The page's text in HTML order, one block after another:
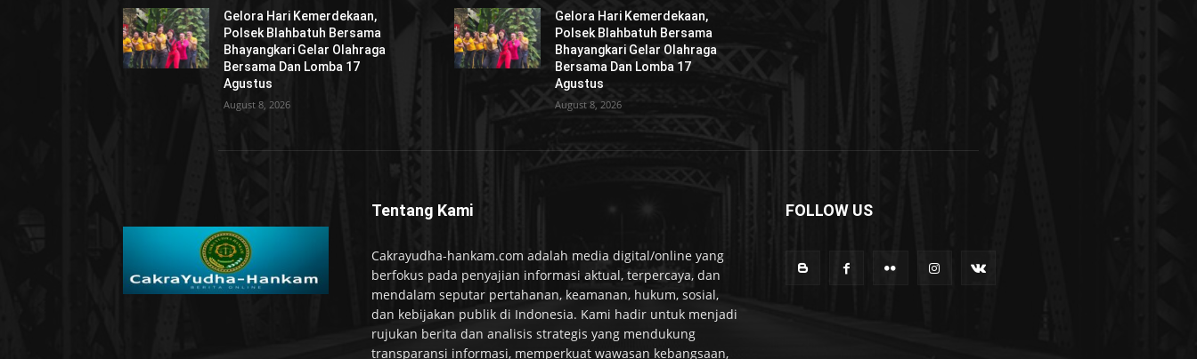
Gelora Hari Kemerdekaan,
Polsek Blahbatuh Bersama
Bhayangkari Gelar Olahraga
Bersama Dan Lomba 17
Agustus
August 8, 2026
Gelora Hari Kemerdekaan,
Polsek Blahbatuh Bersama
Bhayangkari Gelar Olahraga
Bersama Dan Lomba 17
Agustus
August 8, 2026
Tentang Kami
Cakrayudha-hankam.com adalah media digital/online yang
berfokus pada penyajian informasi aktual, terpercaya, dan
mendalam seputar pertahanan, keamanan, hukum, sosial,
dan kebijakan publik di Indonesia. Kami hadir untuk menjadi
rujukan berita dan analisis strategis yang mendukung
transparansi informasi, memperkuat wawasan kebangsaan,
FOLLOW US